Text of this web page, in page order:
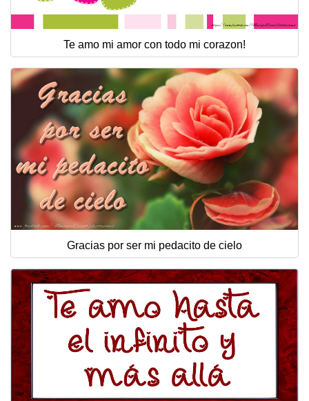
Te amo mi amor con todo mi corazon!
Gracias por ser mi pedacito de cielo